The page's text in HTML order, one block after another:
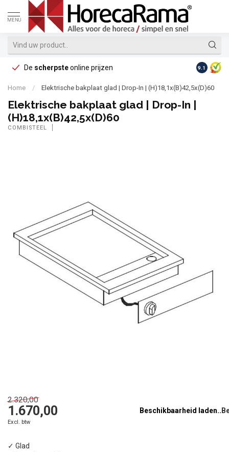
MENU
De scherpsteonline prijzen Op
9.1
Home / Elektrische bakplaat glad | Drop-In | (H)18,1x(B)42,5x(D)60
Elektrische bakplaat glad | Drop-In |
(H)18,1x(B)42,5x(D)60
COMBISTEEL
2.320,00
1.670,00
Excl. btw
Beschikbaarheid laden..
✓ Glad